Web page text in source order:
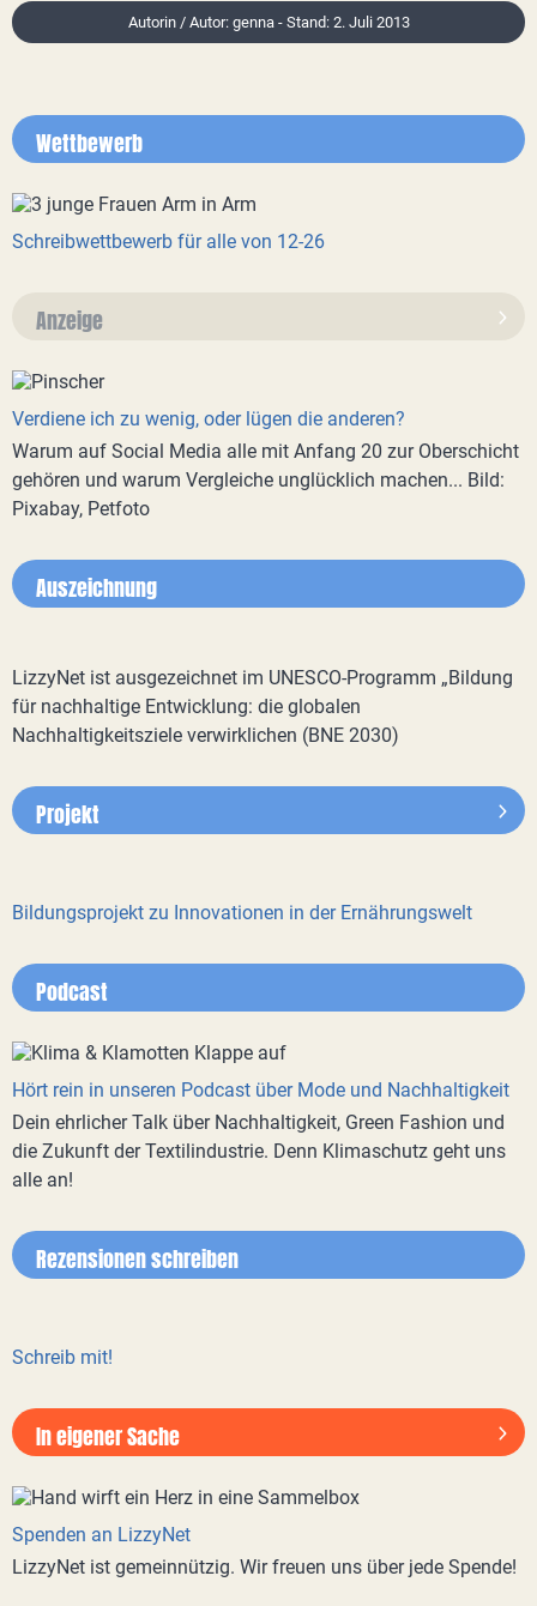
Autorin / Autor: genna - Stand: 2. Juli 2013
Wettbewerb
Schreibwettbewerb für alle von 12-26
Anzeige
Verdiene ich zu wenig, oder lügen die anderen?
Warum auf Social Media alle mit Anfang 20 zur Oberschicht
gehören und warum Vergleiche unglücklich machen... Bild:
Pixabay, Petfoto
Auszeichnung
LizzyNet ist ausgezeichnet im UNESCO-Programm „Bildung
für nachhaltige Entwicklung: die globalen
Nachhaltigkeitsziele verwirklichen (BNE 2030)
Projekt
Bildungsprojekt zu Innovationen in der Ernährungswelt
Podcast
Hört rein in unseren Podcast über Mode und Nachhaltigkeit
Dein ehrlicher Talk über Nachhaltigkeit, Green Fashion und
die Zukunft der Textilindustrie. Denn Klimaschutz geht uns
alle an!
Rezensionen schreiben
Schreib mit!
In eigener Sache
Spenden an LizzyNet
LizzyNet ist gemeinnützig. Wir freuen uns über jede Spende!